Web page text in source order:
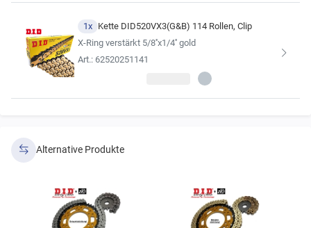
1x Kette DID520VX3(G&B) 114 Rollen, Clip
X-Ring verstärkt 5/8''x1/4'' gold
Art.: 62520251141
Alternative Produkte